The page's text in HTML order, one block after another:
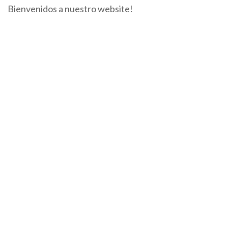
Bienvenidos a nuestro website!